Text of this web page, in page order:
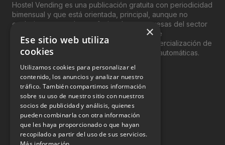
Hostel Vending es una publicación gratuita con periodicidad
bimensual y que está orientada, principal, aunque no
exclusivamente, a los profesionales y empresas del sector
del “Vending”; nombre con el que se conoce
genéricamente entre profesionales a la comercialización de
productos y servicios a través de máquinas automáticas.
INFORMACIÓN LEGAL
Aviso Legal
Política de Privacidad
Política de Cookies
×
Ese sitio web utiliza
cookies
Utilizamos cookies para personalizar el
contenido, los anuncios y analizar nuestro
tráfico. También compartimos información
sobre su uso de nuestro sitio con nuestros
socios de publicidad y análisis, quienes
pueden combinarla con otra información
que les haya proporcionado o que hayan
recopilado a partir del uso de sus servicios.